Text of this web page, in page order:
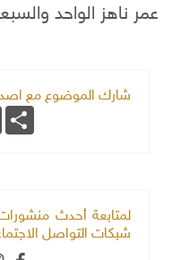
عمر ناهز الواحد
شارك الموضوع مع
Share
لمتابعة أحدث منشورات
شبكات التواصل